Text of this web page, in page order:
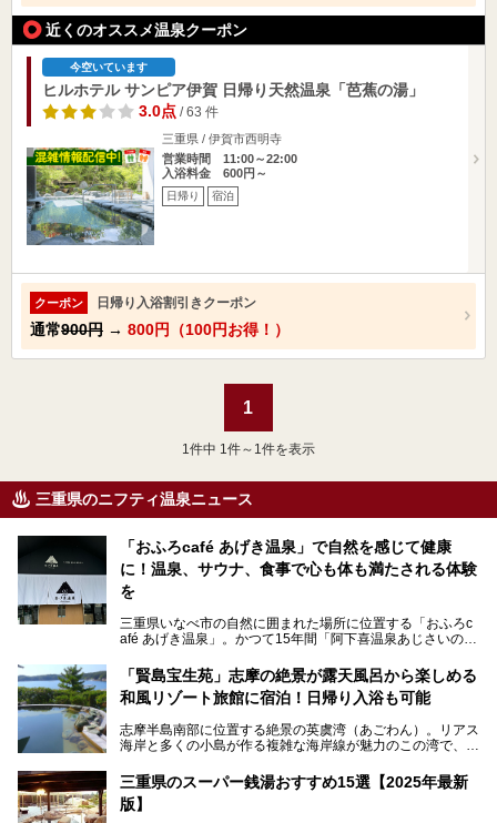
近くのオススメ温泉クーポン
今空いています
ヒルホテル サンピア伊賀 日帰り天然温泉「芭蕉の湯」
3.0点/ 63 件
三重県 / 伊賀市西明寺
営業時間 11:00～22:00
入浴料金 600円～
日帰り 宿泊
クーポン 日帰り入浴割引きクーポン
通常900円 → 800円（100円お得！）
1
1 件中 1件～1件を表示
三重県のニフティ温泉ニュース
「おふろcafé あげき温泉」で自然を感じて健康
に！温泉、サウナ、食事で心も体も満たされる体験
を
三重県いなべ市の自然に囲まれた場所に位置する「おふろc
afé あげき温泉」。かつて15年間「阿下喜温泉あじさいの
泊が楽しめる施設として2024年4月に新しく生まれ変わりま
した！
ていた施設……。今回は、地元の方から観光客まで楽しめる
「おふろcafé あげき温泉」をじっくりご紹介していきま
「賢島宝生苑」志摩の絶景が露天風呂から楽しめる
和風リゾート旅館に宿泊！日帰り入浴も可能
志摩半島南部に位置する絶景の英虞湾（あごわん）。リアス
海岸と多くの小島が作る複雑な海岸線が魅力のこの湾で、最
らも英虞湾が一望できる人気の旅館「賢島宝生苑（かしこじ
まほうじょうえん）」をご紹介します。日帰り入浴もできま
すよ！
三重県のスーパー銭湯おすすめ15選【2025年最新
版】